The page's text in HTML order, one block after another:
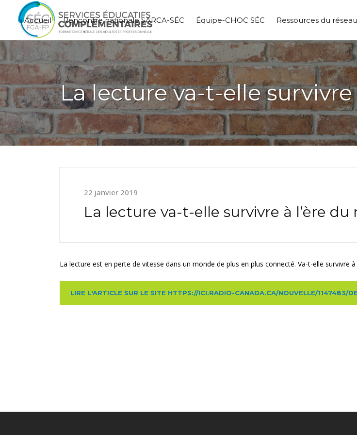
Accueil Rencontre nationale SARCA-SÉC Équipe-CHOC SÉC Ressources du réseau
La lecture va-t-elle
22 janvier 2019
La lecture va-t-elle survivre à l’ère
La lecture est en perte de vitesse dans un monde de plus en plus connecté. Va-t-elle survivre
LIRE L'ARTICLE SUR LE SITE HTTPS://ICI.RADIO-CANADA.CA/NOUVELLE/1147483/